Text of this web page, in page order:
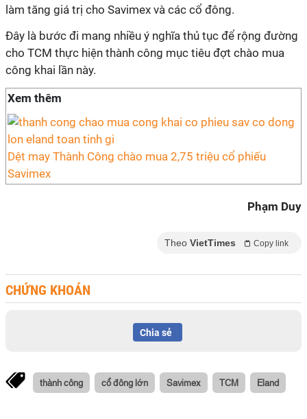
làm tăng giá trị cho Savimex và các cổ đông.
Đây là bước đi mang nhiều ý nghĩa thủ tục để rộng đường
cho TCM thực hiện thành công mục tiêu đợt chào mua
công khai lần này.
Xem thêm
Dệt may Thành Công chào mua 2,75 triệu cổ phiếu
Savimex
Phạm Duy
Theo VietTimes Copy link
CHỨNG KHOÁN
Chia sẻ
thành công cổ đông lớn Savimex TCM Eland